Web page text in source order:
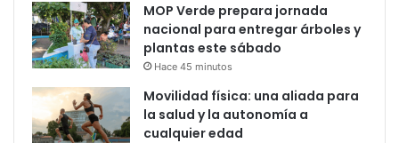
MOP Verde prepara jornada
nacional para entregar árboles y
plantas este sábado
Hace 45 minutos
Movilidad física: una aliada para
la salud y la autonomía a
cualquier edad